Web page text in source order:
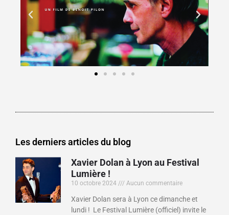
Les derniers articles du blog
Xavier Dolan à Lyon au Festival
Lumière !
10 octobre 2024 Aucun commentaire
Xavier Dolan sera à Lyon ce dimanche et
lundi ! Le Festival Lumière (officiel) invite le